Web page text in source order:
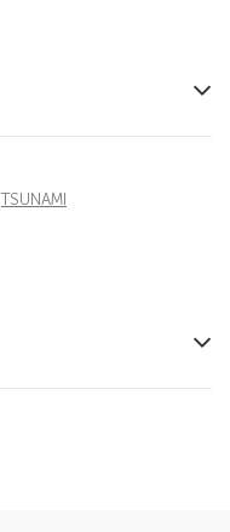
TSUNAMI